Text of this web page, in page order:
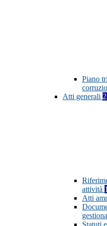
Piano
Atti generali
attività
Atti